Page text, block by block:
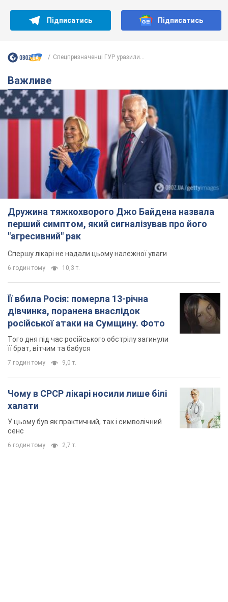
Підписатись Підписатись
Спецпризначенці ГУР уразили...
Важливе
Дружина тяжкохворого Джо Байдена назвала
перший симптом, який сигналізував про його
"агресивний" рак
Спершу лікарі не надали цьому належної уваги
6 годин тому 10,3 т.
Її вбила Росія: померла 13-річна
дівчинка, поранена внаслідок
російської атаки на Сумщину. Фото
Того дня під час російського обстрілу загинули
її брат, вітчим та бабуся
7 годин тому 9,0 т.
Чому в СРСР лікарі носили лише білі
халати
У цьому був як практичний, так і символічний
сенс
6 годин тому 2,7 т.